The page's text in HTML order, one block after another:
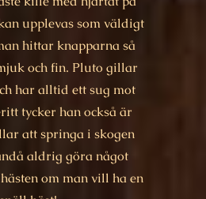
upplevas som väldigt
hittar knapparna så
och fin. Pluto gillar
har alltid ett sug mot
tycker han också är
att springa i skogen
aldrig göra något
om man vill ha en